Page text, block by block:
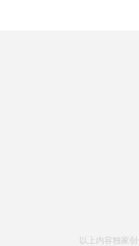
以上内容独家